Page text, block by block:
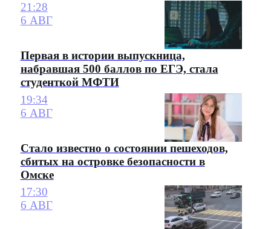
21:28
6 АВГ
Первая в истории выпускница,
набравшая 500 баллов по ЕГЭ, стала
студенткой МФТИ
19:34
6 АВГ
Стало известно о состоянии пешеходов,
сбитых на островке безопасности в
Омске
17:30
6 АВГ